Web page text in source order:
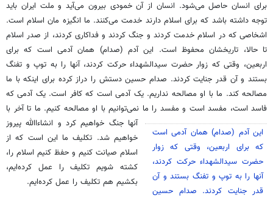
برای انسان حاصل می‌شود. انسان از آن خمودی بیرون می‌آید و ملت ایران باید
توجه داشته باشد که برای اسلام دارند خدمت می‌کنند. ما انگیزه ماناسلام است.
اشخاصی که در اسلام خدمت کردند و جنگ کردند و فداکاری کردند، از صدر اسلام
تا حالا، تاریخشان محفوظ است. این آدم (صدام) همان آدمی است که برای
اربعین، وقتی که زوار حضرت سیدالشهداء حرکت کردند، آنها را به توپ و تفنگ
بستند و آن قدر جنایت کردند. صدام حسین دستش را دراز کرده برای اینکه با ما
مصالحه کند. ما با او مصالحه نداریم. یک آدمی است که کافر است. یک آدمی که
فاسد است، مفسد است و مفسد را ما نمی‌توانیم با او مصالحه کنیم. ما تا آخر با
آنها جنگ خواهیم کرد
این آدم (صدام) همان آدمی است
که برای اربعین، وقتی که زوار
حضرت سیدالشهداء حرکت کردند،
آنها را به توپ و تفنگ بستند و آن
قدر جنایت کردند. صدام حسین
و انشاءاالله پیروز
خواهیم شد. تکلیف ما این است که از
اسلام صیانت کنیم و حفظ کنیم اسلام را،
کشته شویم تکلیف را عمل کرده‌ایم،
بکشیم هم تکلیف را عمل کرده‌ایم.